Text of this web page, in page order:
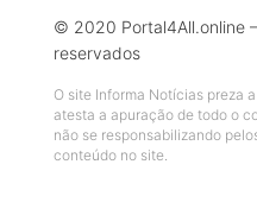
© 2020 Portal4All.online
reservados
O site Informa Notícias preza
atesta a apuração de todo o
não se responsabilizando
conteúdo no site.